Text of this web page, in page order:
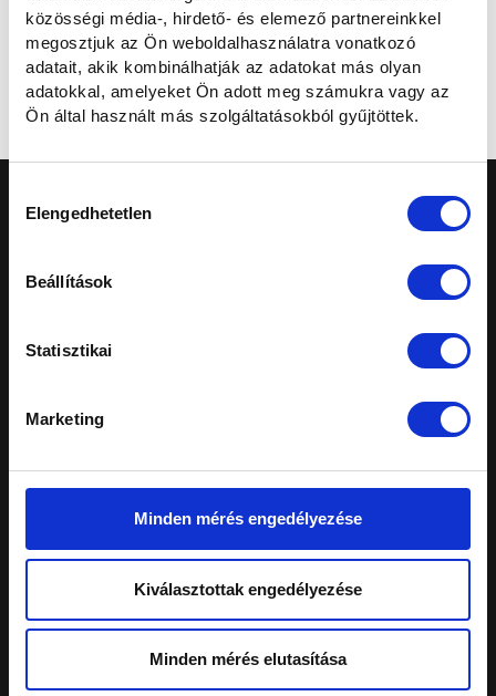
közösségi média-, hirdető- és elemező partnereinkkel
megosztjuk az Ön weboldalhasználatra vonatkozó
adatait, akik kombinálhatják az adatokat más olyan
adatokkal, amelyeket Ön adott meg számukra vagy az
Ön által használt más szolgáltatásokból gyűjtöttek.
kiválasztása
Elengedhetetlen
Beállítások
Statisztikai
Marketing
Minden mérés engedélyezése
Kiválasztottak engedélyezése
Minden mérés elutasítása
Mégse
Elküldöm
jellegűek, nem minősülnek ajánlattételnek.
Schiller Autó Család
Szolgáltatások